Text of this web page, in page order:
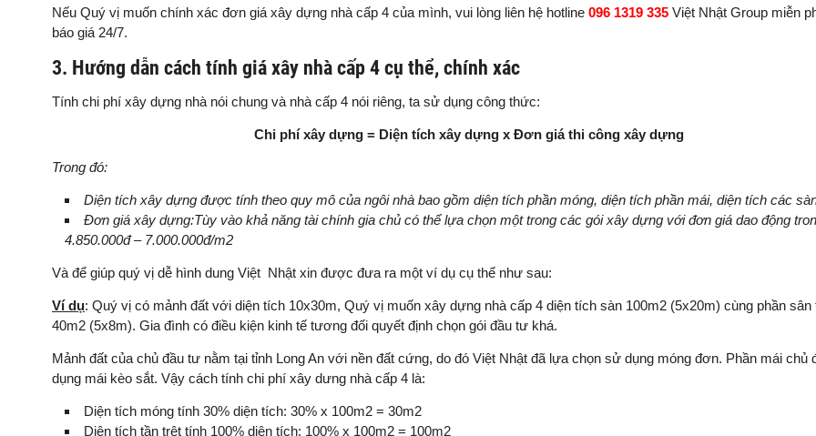
Nếu Quý vị muốn chính xác đơn giá xây dựng nhà cấp 4 của mình, vui lòng liên hệ hotline 096 1319 335 Việt Nhật Group miễn
báo giá 24/7.
3. Hướng dẫn cách tính giá xây nhà cấp 4 cụ thể, chính xác
Tính chi phí xây dựng nhà nói chung và nhà cấp 4 nói riêng, ta sử dụng công thức:
Chi phí xây dựng = Diện tích xây dựng x Đơn giá thi công xây dựng
Trong đó:
Diện tích xây dựng được tính theo quy mô của ngôi nhà bao gồm diện tích phần móng, diện tích phần mái, diện tích các
Đơn giá xây dựng:Tùy vào khả năng tài chính gia chủ có thể lựa chọn một trong các gói xây dựng với đơn giá dao động
4.850.000đ – 7.000.000đ/m2
Và để giúp quý vị dễ hình dung Việt Nhật xin được đưa ra một ví dụ cụ thể như sau:
Ví dụ: Quý vị có mảnh đất với diện tích 10x30m, Quý vị muốn xây dựng nhà cấp 4 diện tích sàn 100m2 (5x20m) cùng phần
40m2 (5x8m). Gia đình có điều kiện kinh tế tương đối quyết định chọn gói đầu tư khá.
Mảnh đất của chủ đầu tư nằm tại tỉnh Long An với nền đất cứng, do đó Việt Nhật đã lựa chọn sử dụng móng đơn. Phần mái chủ
dụng mái kèo sắt. Vậy cách tính chi phí xây dưng nhà cấp 4 là:
Diện tích móng tính 30% diện tích: 30% x 100m2 = 30m2
Diện tích tần trệt tính 100% diện tích: 100% x 100m2 = 100m2